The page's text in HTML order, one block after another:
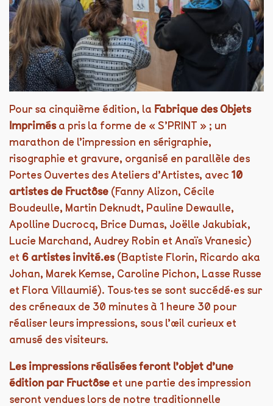
Pour sa cinquième édition, la Fabrique des Objets
Imprimésa pris la forme de « S’PRINT » ; un
marathon de l’impression en sérigraphie,
risographie et gravure, organisé en parallèle des
Portes Ouvertes des Ateliers d’Artistes, avec 10
artistes de Fructôse (Fanny Alizon, Cécile
Boudeulle, Martin Deknudt, Pauline Dewaulle,
Apolline Ducrocq, Brice Dumas, Joëlle Jakubiak,
Lucie Marchand, Audrey Robin et Anaïs Vranesic)
et 6 artistes invité.es(Baptiste Florin, Ricardo aka
Johan, Marek Kemse, Caroline Pichon, Lasse Russe
et Flora Villaumié). Tous·tes se sont succédé·es sur
des créneaux de 30 minutes à 1 heure 30 pour
réaliser leurs impressions, sous l’œil curieux et
amusé des visiteurs.
Les impressions réalisées feront l’objet d’une
édition par Fructôse et une partie des impression
seront vendues lors de notre traditionnelle